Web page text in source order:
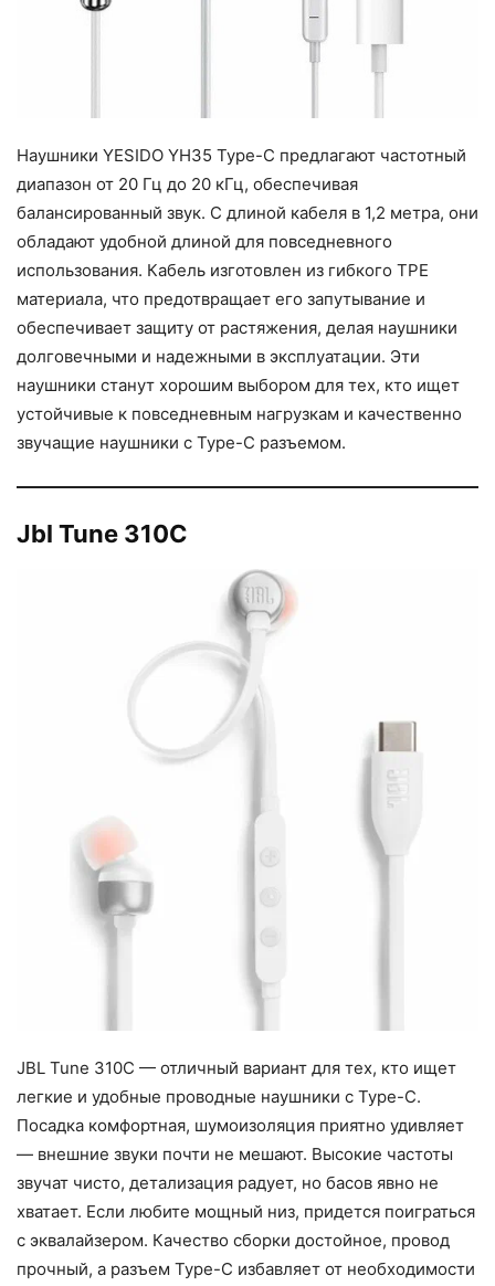
Наушники YESIDO YH35 Type-C предлагают частотный
диапазон от 20 Гц до 20 кГц, обеспечивая
балансированный звук. С длиной кабеля в 1,2 метра, они
обладают удобной длиной для повседневного
использования. Кабель изготовлен из гибкого TPE
материала, что предотвращает его запутывание и
обеспечивает защиту от растяжения, делая наушники
долговечными и надежными в эксплуатации. Эти
наушники станут хорошим выбором для тех, кто ищет
устойчивые к повседневным нагрузкам и качественно
звучащие наушники с Type-C разъемом.
Jbl Tune 310C
JBL Tune 310C — отличный вариант для тех, кто ищет
легкие и удобные проводные наушники с Type-C.
Посадка комфортная, шумоизоляция приятно удивляет
— внешние звуки почти не мешают. Высокие частоты
звучат чисто, детализация радует, но басов явно не
хватает. Если любите мощный низ, придется поиграться
с эквалайзером. Качество сборки достойное, провод
прочный, а разъем Type-C избавляет от необходимости